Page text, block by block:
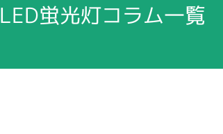
LED蛍光灯コラム一覧